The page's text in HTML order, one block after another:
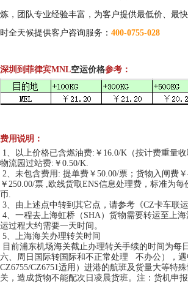
增值服务
炼，团队专业经验丰富，为客户提供最低价、最
时全天候提供客户咨询服务： 400-0755-028
深圳到 菲律宾MNL空运价格参考：
费用说明：
1、以上价格已含燃油费:￥16.0/K（按计费重量
物流园过站费:￥0.50/K.
2、未包含费用: 提单费￥50.00/票；货物入闸费
￥250.00/票 ,欧线货取ENS信息处理费，标准为
币.
3、由上述点中转到其它点，请参考《CZ卡车联
4、一程去上海虹桥（SHA）货物需要转运至上
运过程大约需要一天时间。
5、上海海关办理转关时间
目前浦东机场海关截止办理转关手续的时间为每
六、周日国际转国际和不正常处理 不办公），遇
CZ6755/CZ6751适用）进港的航班及货量大等特
关，造成货物不能配次日凌晨货班。注：货机申